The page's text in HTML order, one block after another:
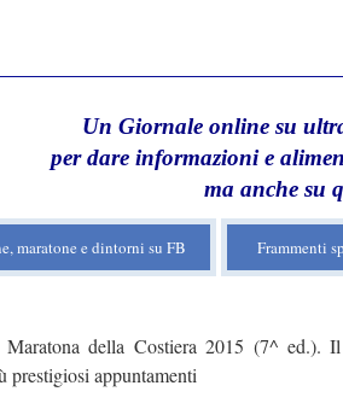
Un Giornale online su
per dare informazioni e
ma anche su
maratone e dintorni su FB Frammenti
della Costiera 2015 (7^ ed.).
prestigiosi appuntamenti